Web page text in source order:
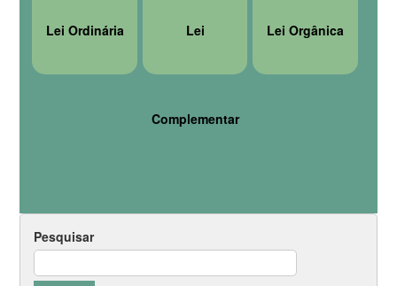
Lei Ordinária Lei
Complementar
Lei Orgânica
Pesquisar